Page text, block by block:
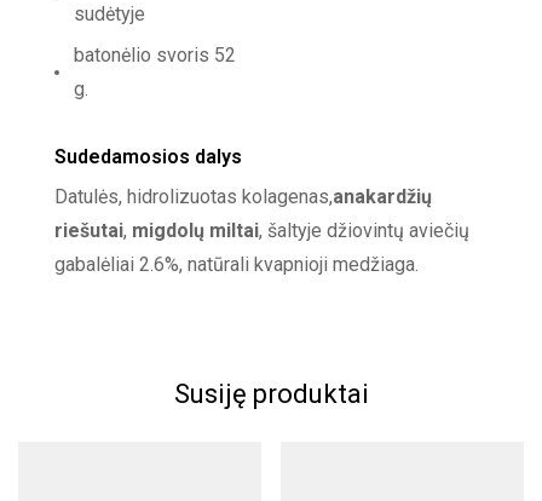
sudėtyje
batonėlio svoris 52
g.
Sudedamosios dalys
Datulės, hidrolizuotas kolagenas,anakardžių
riešutai, migdolų miltai, šaltyje džiovintų aviečių
gabalėliai 2.6%, natūrali kvapnioji medžiaga.
Susiję produktai